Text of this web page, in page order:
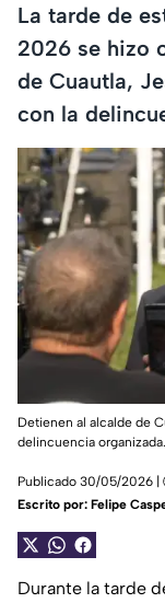
La tarde de
2026 se hizo
de Cuautla,
con la
Detienen al alcalde de
delincuencia
Publicado 30/05/2026 |
Escrito por: Felipe
Durante la tarde